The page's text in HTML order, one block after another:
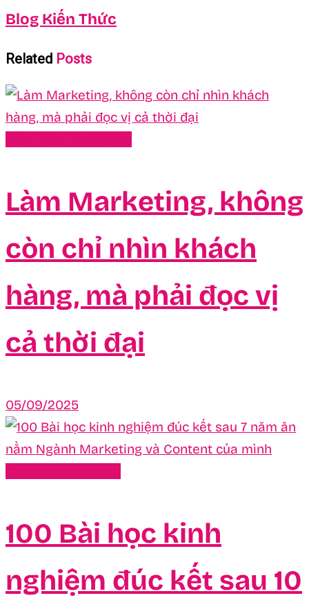
Blog Kiến Thức
Related Posts
Làm Marketing, không
còn chỉ nhìn khách
hàng, mà phải đọc vị
cả thời đại
05/09/2025
100 Bài học kinh
nghiệm đúc kết sau 10